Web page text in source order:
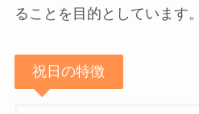
ることを目的としています。
祝日の特徴